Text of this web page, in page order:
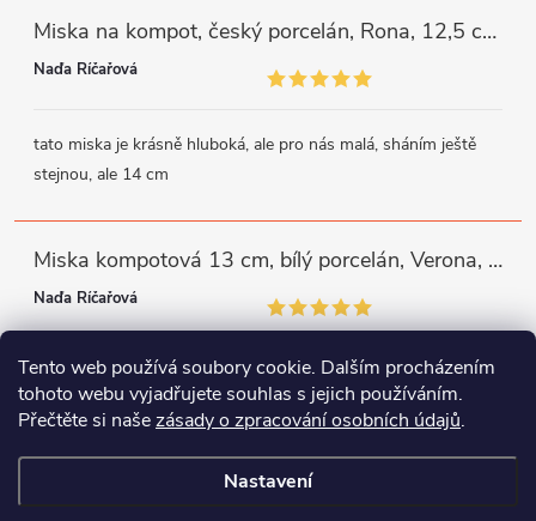
Tento web používá soubory cookie. Dalším procházením
tohoto webu vyjadřujete souhlas s jejich používáním.
Přečtěte si našezásady o zpracování osobních údajů.
Nastavení
Miska na kompot, český porcelán, Rona, 12,5 cm, bílý, G. Benedikt
Naďa Říčařová
tato miska je krásně hluboká, ale pro nás malá, sháním ještě
stejnou, ale 14 cm
Miska kompotová 13 cm, bílý porcelán, Verona, G. Benedikt
Naďa Říčařová
miska je trochu mělká, ale využiji